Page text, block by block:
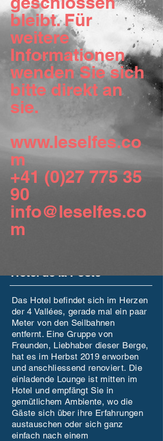
Hotel de la Poste
Das Hotel befindet sich im Herzen
der 4 Vallées, gerade mal ein paar
Meter von den Seilbahnen
entfernt. Eine Gruppe von
Freunden, Liebhaber dieser Berge,
hat es im Herbst 2019 erworben
und anschliessend renoviert. Die
einladende Lounge ist mitten im
Hotel und empfängt Sie in
gemütlichem Ambiente, wo die
Gäste sich über ihre Erfahrungen
austauschen oder sich ganz
einfach nach einem
bleibt. Für
weitere
Informationen
wenden Sie sich
bitte direkt an
sie.
www.leselfes.co
m
+41 (0)27 775 35
90
info@leselfes.co
m